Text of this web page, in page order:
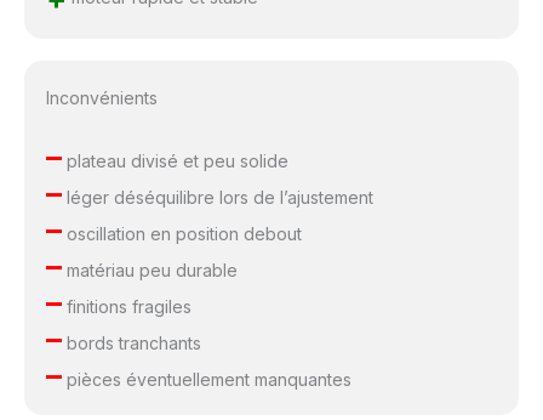
Inconvénients
–plateau divisé et peu solide
–léger déséquilibre lors de l’ajustement
–oscillation en position debout
–matériau peu durable
–finitions fragiles
–bords tranchants
–pièces éventuellement manquantes